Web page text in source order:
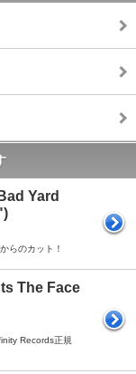
Yard
らのカット！
The Face
Records正規